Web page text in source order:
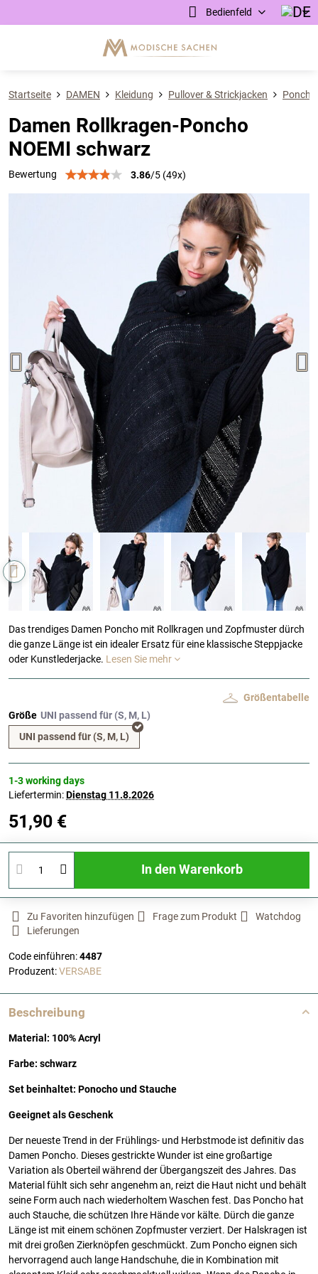
Bedienfeld
Startseite DAMEN Kleidung Pullover & Strickjacken
Damen Rollkragen-Poncho
NOEMI schwarz
Bewertung 3.86/5 (49x)
Das trendiges Damen Poncho mit Rollkragen und Zopfmuster dürch
die ganze Länge ist ein idealer Ersatz für eine klassische Steppjacke
oder Kunstlederjacke. Lesen Sie mehr
Größe
UNI passend für (S, M, L)
Größentabelle
1-3 working days
Liefertermin:Dienstag 11.8.2026
51,90 €
In den Warenkorb
Zu Favoriten hinzufügen Frage zum Produkt
Watchdog
Lieferungen
Code einführen:4487
Produzent:VERSABE
Beschreibung
Material: 100% Acryl
Farbe: schwarz
Set beinhaltet: Ponocho und Stauche
Geeignet als Geschenk
Der neueste Trend in der Frühlings- und Herbstmode ist definitiv das
Damen Poncho. Dieses gestrickte Wunder ist eine großartige
Variation als Oberteil während der Übergangszeit des Jahres. Das
Material fühlt sich sehr angenehm an, reizt die Haut nicht und behält
seine Form auch nach wiederholtem Waschen fest. Das Poncho hat
auch Stauche, die schützen Ihre Hände vor kälte. Dürch die ganze
Länge ist mit einem schönen Zopfmuster verziert. Der Halskragen ist
mit drei großen Zierknöpfen geschmückt. Zum Poncho eignen sich
hervorragend auch lange Handschuhe, die in Kombination mit